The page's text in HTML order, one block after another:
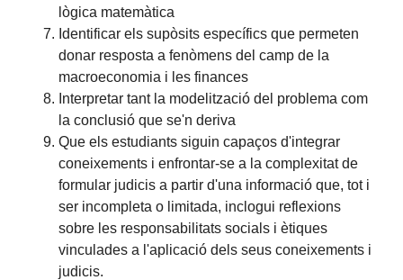
lògica matemàtica
Identificar els supòsits específics que permeten
donar resposta a fenòmens del camp de la
macroeconomia i les finances
Interpretar tant la modelització del problema com
la conclusió que se'n deriva
Que els estudiants siguin capaços d'integrar
coneixements i enfrontar-se a la complexitat de
formular judicis a partir d'una informació que, tot i
ser incompleta o limitada, inclogui reflexions
sobre les responsabilitats socials i ètiques
vinculades a l'aplicació dels seus coneixements i
judicis.